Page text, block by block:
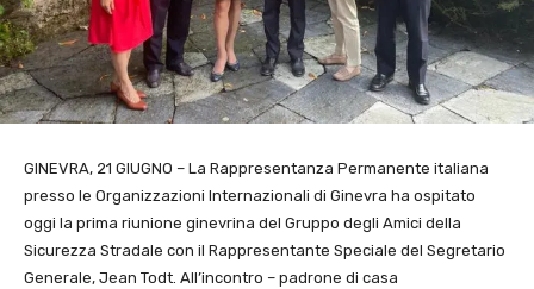
GINEVRA, 21 GIUGNO – La Rappresentanza Permanente italiana
presso le Organizzazioni Internazionali di Ginevra ha ospitato
oggi la prima riunione ginevrina del Gruppo degli Amici della
Sicurezza Stradale con il Rappresentante Speciale del Segretario
Generale, Jean Todt. All’incontro – padrone di casa